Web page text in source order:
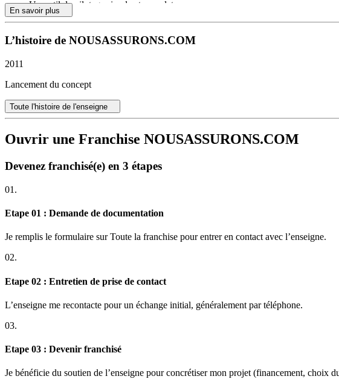
Un outil de pilotage simple et complet
Un accompagnement commercial et individualisé
Une formation dédiée
En savoir plus
L’histoire de NOUSASSURONS.COM
2011
Lancement du concept
Toute l'histoire de l'enseigne
Ouvrir une Franchise NOUSASSURONS.COM
Devenez franchisé(e) en 3 étapes
01.
Etape 01 : Demande de documentation
Je remplis le formulaire sur Toute la franchise pour entrer en contact avec l’enseigne.
02.
Etape 02 : Entretien de prise de contact
L’enseigne me recontacte pour un échange initial, généralement par téléphone.
03.
Etape 03 : Devenir franchisé
Je bénéficie du soutien de l’enseigne pour concrétiser mon projet (financement, choix